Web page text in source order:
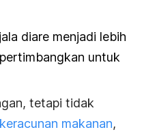
diare menjadi lebih
untuk
tetapi tidak
keracunan makanan,